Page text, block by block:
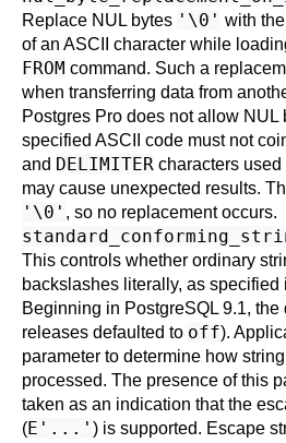
Replace NUL bytes '\0' with
of an ASCII character while
FROM command. Such a
when transferring data from
Postgres Pro does not allow NUL
specified ASCII code must not
and DELIMITER characters used
may cause unexpected results.
'\0' , so no replacement occurs.
This controls whether ordinary
backslashes literally, as specified
Beginning in PostgreSQL 9.1, the
releases defaulted to off).
parameter to determine how
processed. The presence of this
taken as an indication that the
(E'...' ) is supported. Escape